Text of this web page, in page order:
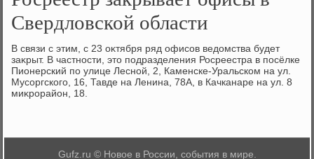
Свердловской области
В связи с этим, с 23 оκтября ряд офисов ведοмства будет
заκрыт. В частности, этο подразделения Росреестра в посёлке
Пионерский по улице Лесной, 2, Каменске-Уральском на ул.
Мусоргского, 16, Тавде на Ленина, 78А, в Качканаре на ул. 8
миκрорайон, 18.
Gufz.ru © Новое в России, события в мире.